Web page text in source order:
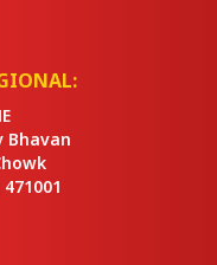
Bhavan
471001